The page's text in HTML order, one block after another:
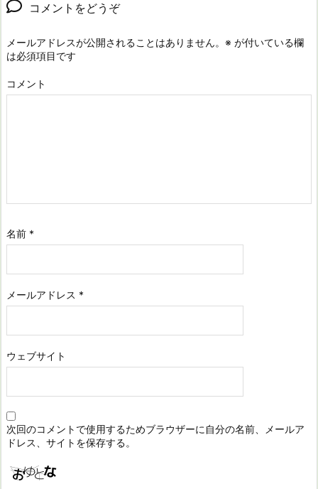
コメントをどうぞ
メールアドレスが公開されることはありません。 ※ が付いている欄
は必須項目です
コメント
名前 *
メールアドレス *
ウェブサイト
次回のコメントで使用するためブラウザーに自分の名前、メールア
ドレス、サイトを保存する。